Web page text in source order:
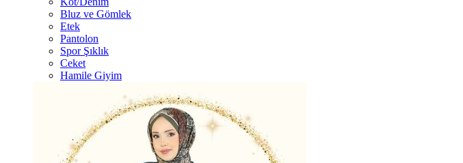
Bluz ve Gömlek
Etek
Pantolon
Spor Şıklık
Ceket
Hamile Giyim